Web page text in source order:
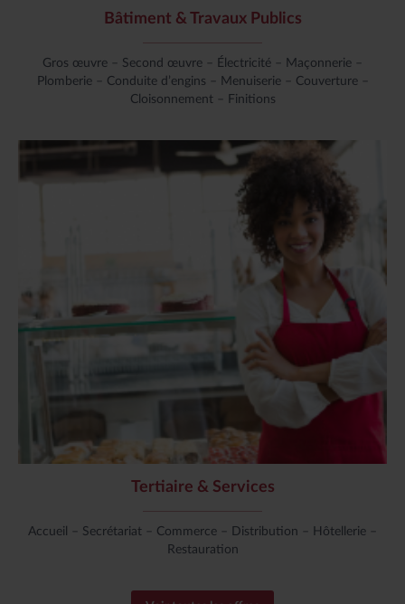
Bâtiment & Travaux Publics
Gros œuvre – Second œuvre – Électricité – Maçonnerie –
Plomberie – Conduite d’engins – Menuiserie – Couverture –
Cloisonnement – Finitions
Tertiaire & Services
Accueil – Secrétariat – Commerce – Distribution – Hôtellerie –
Restauration